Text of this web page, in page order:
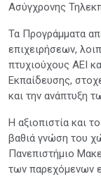
Ασύγχρονης
Τα Προγράμματα
επιχειρήσεων,
πτυχιούχους ΑΕΙ
Εκπαίδευσης,
και την ανάπτυξη
Η αξιοπιστία και
βαθιά γνώση του
Πανεπιστήμιο
των παρεχόμενων